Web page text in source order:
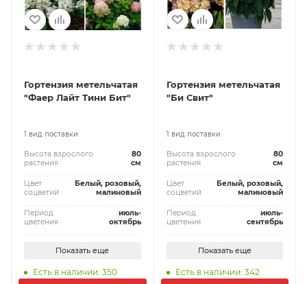
Гортензия метельчатая
"Фаер Лайт Тини Бит"
1 вид поставки
Высота взрослого
растения
80
см
Цвет
соцветий
Белый, розовый,
малиновый
Период
цветения
июль-
октябрь
Показать еще
Есть в наличии: 350
Гортензия метельчатая
"Би Свит"
1 вид поставки
Высота взрослого
растения
80
см
Цвет
соцветий
Белый, розовый,
малиновый
Период
цветения
июль-
сентябрь
Показать еще
Есть в наличии: 342